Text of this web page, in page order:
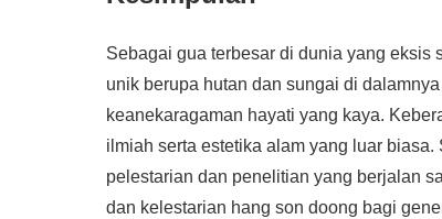
Sebagai gua terbesar di dunia yang eksis
unik berupa hutan dan sungai di
keanekaragaman hayati yang kaya.
ilmiah serta estetika alam yang luar
pelestarian dan penelitian yang berjalan
dan kelestarian hang son doong bagi